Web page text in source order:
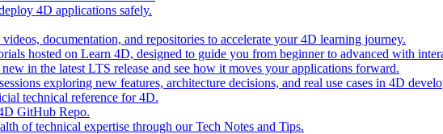
4D applications safely.
documentation, and repositories to accelerate your 4D learning journey.
hosted on Learn 4D, designed to guide you from beginner to advanced with
in the latest LTS release and see how it moves your applications forward.
exploring new features, architecture decisions, and real use cases in 4D
technical reference for 4D.
GitHub Repo.
of technical expertise through our Tech Notes and Tips.